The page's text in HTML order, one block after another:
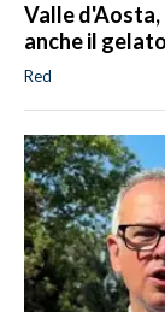
Valle
anche il gelato
Red